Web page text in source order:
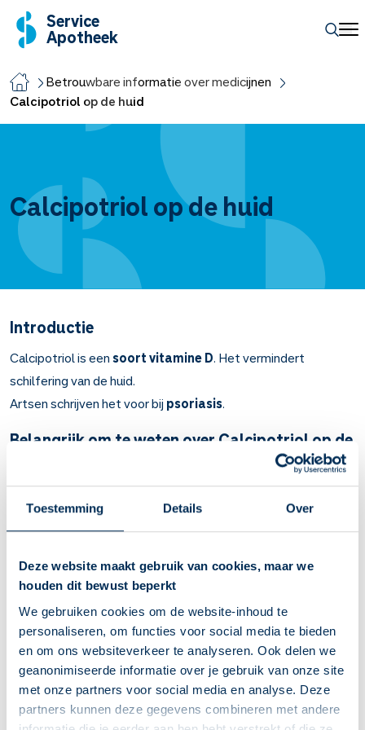
Toestemming Details Over
Deze website maakt gebruik van cookies, maar we
houden dit bewust beperkt
We gebruiken cookies om de website-inhoud te
personaliseren, om functies voor social media te bieden
en om ons websiteverkeer te analyseren. Ook delen we
geanonimiseerde informatie over je gebruik van onze site
met onze partners voor social media en analyse. Deze
partners kunnen deze gegevens combineren met andere
Service
Apotheek
Betrouwbare informatie over medicijnen
Calcipotriol op de huid
Calcipotriol op de huid
Introductie
Calcipotriol is eensoort vitamine D. Het vermindert
schilfering van de huid.
Artsen schrijven het voor bij psoriasis.
Belangrijk om te weten over Calcipotriol op de
Bij psoriasis.
U merkt binnen 4 weken dat u minder last heeft van
Zalf: breng de zalf dun aan op de psoriasisplekken.
Calcipotriol irriteert uw huid. Laat dit medicijn niet op uw
gezicht of in uw ogen komen. Was uw handen goed na
aanbrengen of gebruik wegwerphandschoenen om uw
handen te beschermen.
Gebruik ook elke dag een vette crème of zalf tegen
irritatie van de huid. Gebruik dit minimaal 1 uur nadat u
calcipotriol hebt gesmeerd.